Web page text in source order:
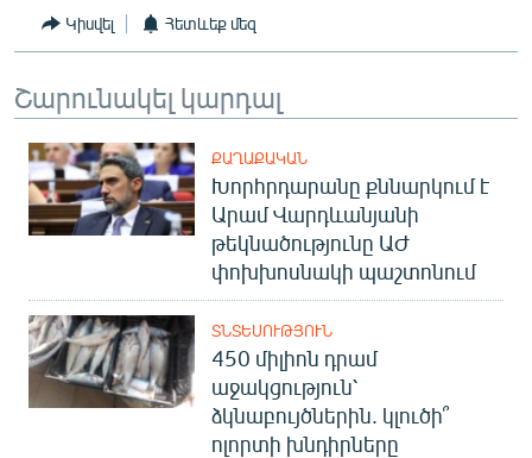
Կիսվել Հետևեք մեզ
Շարունակել կարդալ
ՔԱՂԱՔԱԿԱՆ
Խորհրդարանը քննարկում է
Արամ Վարդևանյանի
թեկնածությունը ԱԺ
փոխխոսնակի պաշտոնում
ՏՆՏԵՍՈՒԹՅՈՒՆ
450 միլիոն դրամ
աջակցություն՝
ձկնաբույծներին. կլուծի՞
ոլորտի խնդիրները